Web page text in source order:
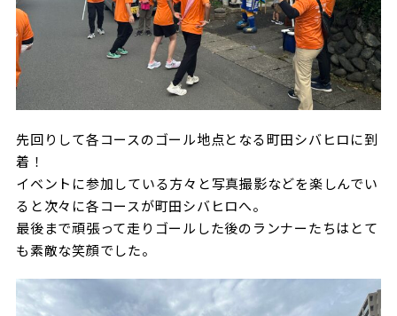
先回りして各コースのゴール地点となる町田シバヒロに到
着！
イベントに参加している方々と写真撮影などを楽しんでい
ると次々に各コースが町田シバヒロへ。
最後まで頑張って走りゴールした後のランナーたちはとて
も素敵な笑顔でした。